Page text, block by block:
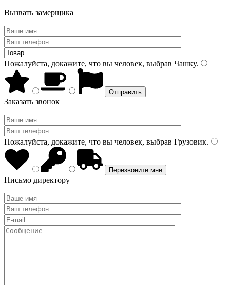
Вызвать замерщика
Пожалуйста, докажите, что вы человек, выбрав Чашку.
Заказать звонок
Пожалуйста, докажите, что вы человек, выбрав Грузовик.
Письмо директору